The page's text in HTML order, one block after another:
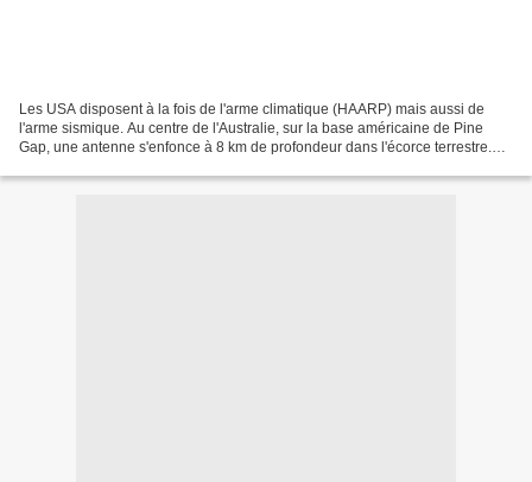
Les USA disposent à la fois de l'arme climatique (HAARP) mais aussi de
l'arme sismique. Au centre de l'Australie, sur la base américaine de Pine
Gap, une antenne s'enfonce à 8 km de profondeur dans l'écorce terrestre.